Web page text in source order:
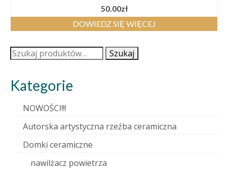
50.00zł
DOWIEDZ SIĘ WIĘCEJ
Szukaj: Szukaj
Kategorie
NOWOŚCI!!!
Autorska artystyczna rzeźba ceramiczna
Domki ceramiczne
nawilżacz powietrza